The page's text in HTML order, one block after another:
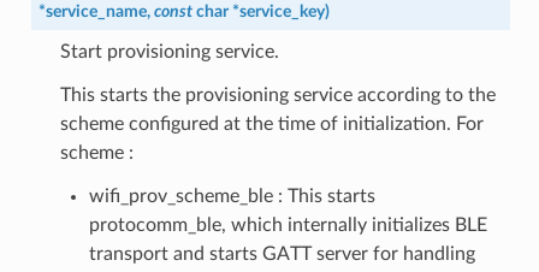
*service_name, const char *service_key)
Start provisioning service.
This starts the provisioning service according to the
scheme configured at the time of initialization. For
scheme :
wifi_prov_scheme_ble : This starts
protocomm_ble, which internally initializes BLE
transport and starts GATT server for handling